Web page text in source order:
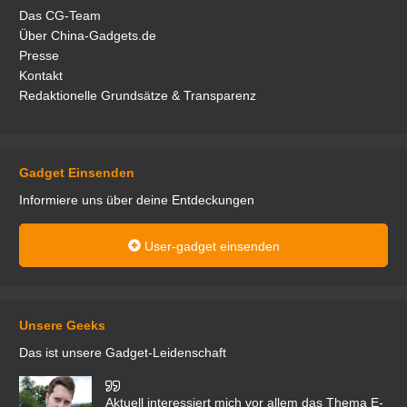
Das CG-Team
Über China-Gadgets.de
Presse
Kontakt
Redaktionelle Grundsätze & Transparenz
Gadget Einsenden
Informiere uns über deine Entdeckungen
User-gadget einsenden
Unsere Geeks
Das ist unsere Gadget-Leidenschaft
Aktuell interessiert mich vor allem das Thema E-